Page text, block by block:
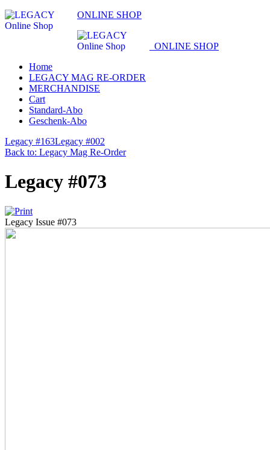
ONLINE SHOP
ONLINE SHOP
Home
LEGACY MAG RE-ORDER
MERCHANDISE
Cart
Standard-Abo
Geschenk-Abo
Legacy #163Legacy #002
Back to: Legacy Mag Re-Order
Legacy #073
Legacy Issue #073